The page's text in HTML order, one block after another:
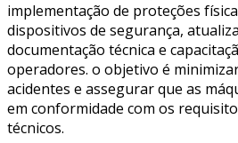
implementação de proteções
dispositivos de segurança,
documentação técnica e
operadores. o objetivo é
acidentes e assegurar que as
em conformidade com os
técnicos.